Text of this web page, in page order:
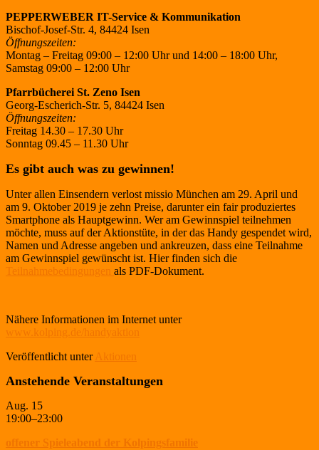
PEPPERWEBER IT-Service & Kommunikation
Bischof-Josef-Str. 4, 84424 Isen
Öffnungszeiten:
Montag – Freitag 09:00 – 12:00 Uhr und 14:00 – 18:00 Uhr,
Samstag 09:00 – 12:00 Uhr
Pfarrbücherei St. Zeno Isen
Georg-Escherich-Str. 5, 84424 Isen
Öffnungszeiten:
Freitag 14.30 – 17.30 Uhr
Sonntag 09.45 – 11.30 Uhr
Es gibt auch was zu gewinnen!
Unter allen Einsendern verlost missio München am 29. April und
am 9. Oktober 2019 je zehn Preise, darunter ein fair produziertes
Smartphone als Hauptgewinn. Wer am Gewinnspiel teilnehmen
möchte, muss auf der Aktionstüte, in der das Handy gespendet wird,
Namen und Adresse angeben und ankreuzen, dass eine Teilnahme
am Gewinnspiel gewünscht ist. Hier finden sich die
Teilnahmebedingungen als PDF-Dokument.
Nähere Informationen im Internet unter
www.kolping.de/handyaktion
Veröffentlicht unter Aktionen
Anstehende Veranstaltungen
Aug. 15
19:00–23:00
offener Spieleabend der Kolpingsfamilie